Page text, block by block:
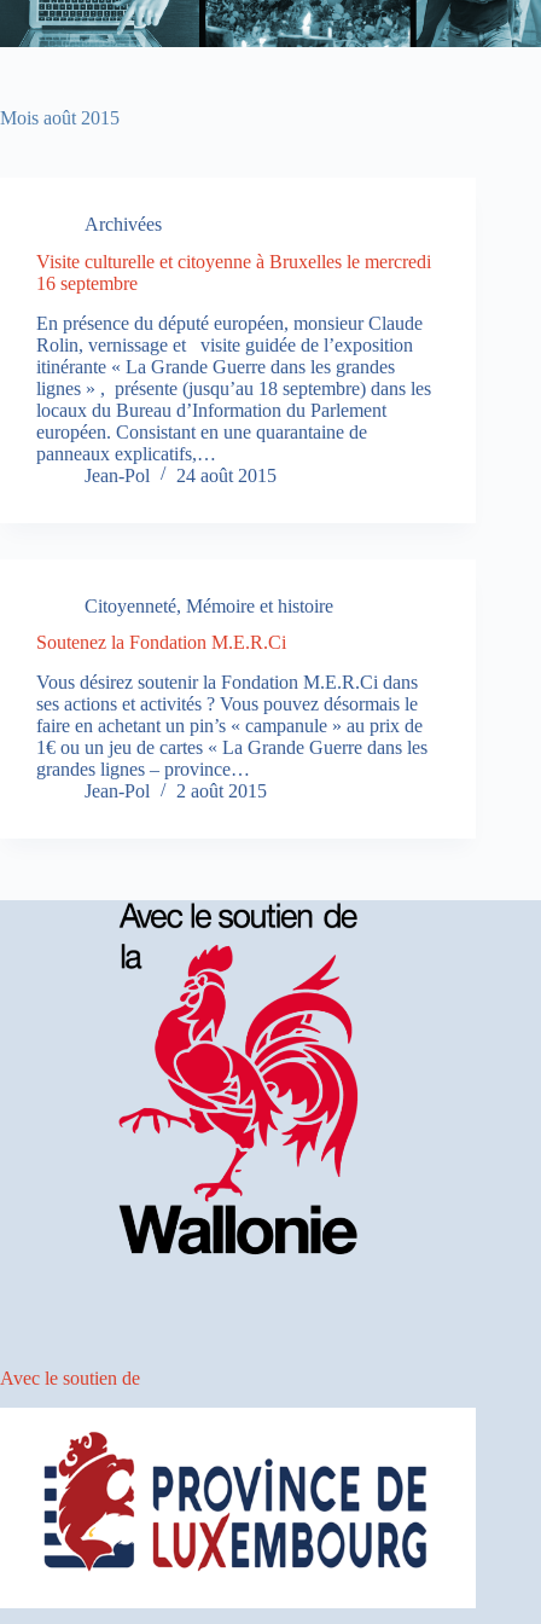
Mois août 2015
Archivées
Visite culturelle et citoyenne à Bruxelles le mercredi
16 septembre
En présence du député européen, monsieur Claude
Rolin, vernissage et visite guidée de l’exposition
itinérante « La Grande Guerre dans les grandes
lignes » , présente (jusqu’au 18 septembre) dans les
locaux du Bureau d’Information du Parlement
européen. Consistant en une quarantaine de
panneaux explicatifs,…
Jean-Pol
24 août 2015
Citoyenneté, Mémoire et histoire
Soutenez la Fondation M.E.R.Ci
Vous désirez soutenir la Fondation M.E.R.Ci dans
ses actions et activités ? Vous pouvez désormais le
faire en achetant un pin’s « campanule » au prix de
1€ ou un jeu de cartes « La Grande Guerre dans les
grandes lignes – province…
Jean-Pol
2 août 2015
Avec le soutien de